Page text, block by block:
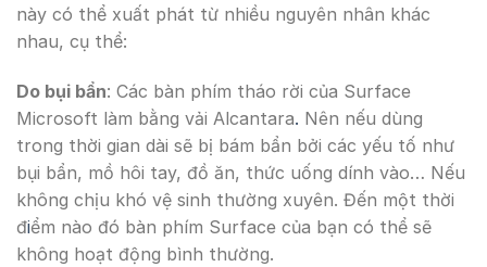
này có thể xuất phát từ nhiều nguyên nhân khác
nhau, cụ thể:
Do bụi bẩn: Các bàn phím tháo rời của Surface
Microsoft làm bằng vải Alcantara. Nên nếu dùng
trong thời gian dài sẽ bị bám bẩn bởi các yếu tố như
bụi bẩn, mồ hôi tay, đồ ăn, thức uống dính vào… Nếu
không chịu khó vệ sinh thường xuyên. Đến một thời
điểm nào đó bàn phím Surface của bạn có thể sẽ
không hoạt động bình thường.